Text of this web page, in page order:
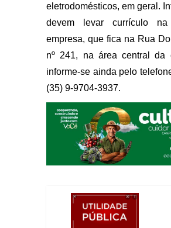
eletrodomésticos, em geral.
devem levar currículo
empresa, que fica na Rua
nº 241, na área central da
informe-se ainda pelo
(35) 9-9704-3937.